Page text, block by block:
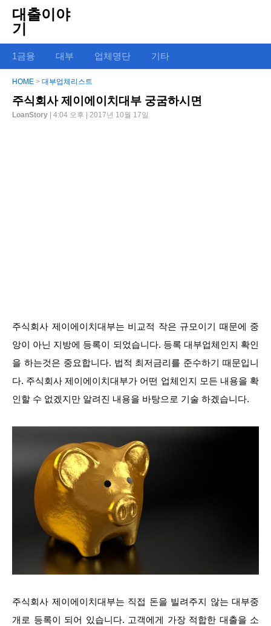
대출이야
기
1금융 대부 업체명단 기타
HOME > 대부업체리스트
주식회사 제이에이치대부 궁굼하시면
LoanStory | 4:04 오후 | 2017년 10월 17일
주식회사 제이에이치대부는 비교적 작은 규모이기 때문에 중
앙이 아닌 지방에 등록이 되었습니다. 등록 대부업체인지 확인
을 하는것은 중요합니다. 법적 최저금리를 준수하기 때문입니
다. 주식회사 제이에이치대부가 어떤 업체인지 모든 내용을 확
인할 수 없겠지만 알려진 내용을 바탕으로 기술 하겠습니다.
주식회사 제이에이치대부는 직접 돈을 빌려주지 않는 대부중
개로 등록이 되어 있습니다. 고객에게 가장 적합한 대출을 소